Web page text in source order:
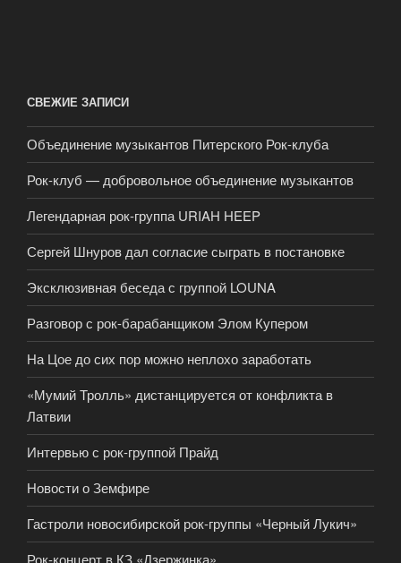
СВЕЖИЕ ЗАПИСИ
Объединение музыкантов Питерского Рок-клуба
Рок-клуб — добровольное объединение музыкантов
Легендарная рок-группа URIAH HEEP
Сергей Шнуров дал согласие сыграть в постановке
Эксклюзивная беседа с группой LOUNA
Разговор с рок-барабанщиком Элом Купером
На Цое до сих пор можно неплохо заработать
«Мумий Тролль» дистанцируется от конфликта в
Латвии
Интервью с рок-группой Прайд
Новости о Земфире
Гастроли новосибирской рок-группы «Черный Лукич»
Рок-концерт в КЗ «Дзержинка»